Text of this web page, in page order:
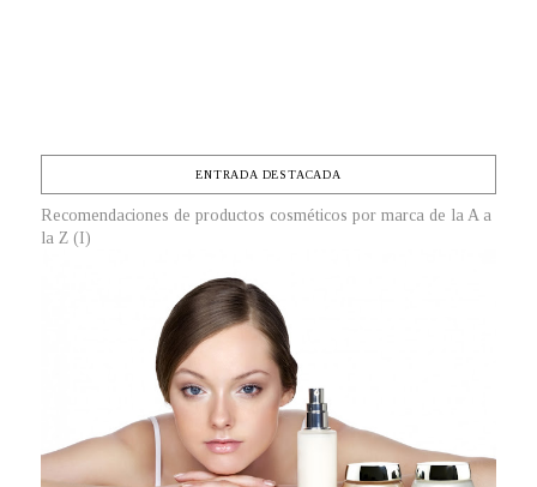
ENTRADA DESTACADA
Recomendaciones de productos cosméticos por marca de la A a
la Z (I)